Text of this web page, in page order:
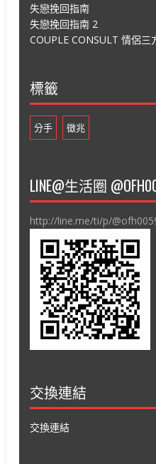
失戀挽回指南
失戀挽回指南 2
COUPLE CONSULT 情侶三
標籤
分手 徵兆
LINE@生活圈
http://line.me/ti/p/
交換連結
交換連結